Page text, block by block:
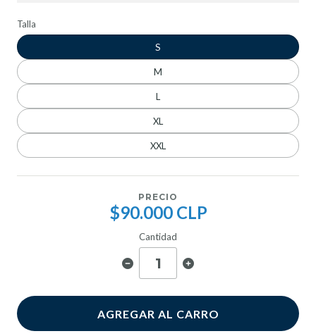
Talla
S
M
L
XL
XXL
PRECIO
$90.000 CLP
Cantidad
AGREGAR AL CARRO